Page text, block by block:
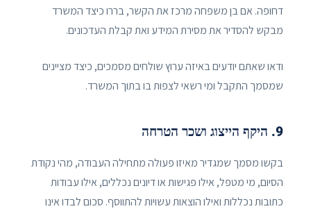
דחופה. אם בן משפחה מרכז את הקשר, בררו כיצד המשרד
מבקש להסדיר את מסירת המידע ואת קבלת העדכונים.
ודאו שאתם יודעים באיזה ערוץ שולחים מסמכים, כיצד מציינים
שמסמך התקבל ומי רשאי לצפות בו בתוך המשרד.
9. היקף הייצוג ושכר הטרחה
בקשו מסמך שמגדיר מאיזו פעולה מתחילה העבודה, מהי נקודת
הסיום, מי מטפל, אילו פגישות או דיונים נכללים, אילו עבודות
כתובות נכללות ואילו הוצאות עשויות להתווסף. סכום לבדו אינו